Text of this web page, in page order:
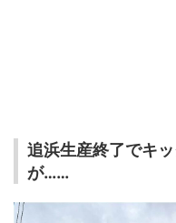
追浜生産終了でキ
が……